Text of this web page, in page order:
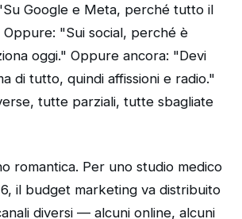
Google e Meta, perché tutto il
"Sui social, perché è
oggi." Oppure ancora: "Devi
di tutto, quindi affissioni e radio."
tutte parziali, tutte sbagliate
romantica. Per uno studio medico
il budget marketing va distribuito
diversi — alcuni online, alcuni